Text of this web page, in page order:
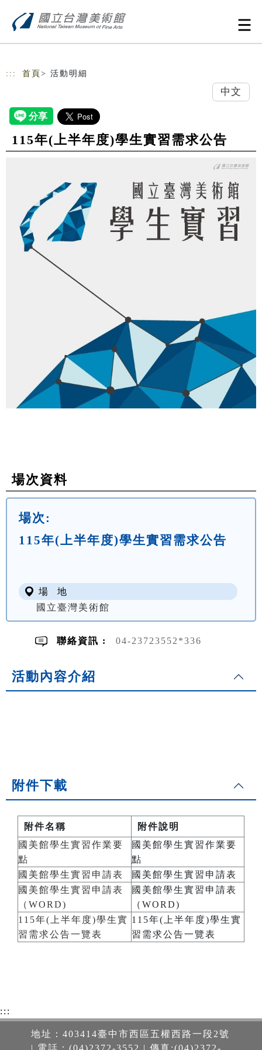
::: 首頁 > 活動明細
中文
115年(上半年度)學生實習需求公告
場次資料
場次:
115年(上半年度)學生實習需求公告
場 地
國立臺灣美術館
聯絡資訊 : 04-23723552*336
活動內容介紹
附件下載
附件名稱
附件說明
國美館學生實習作業要
點
國美館學生實習作業要
點
國美館學生實習申請表
國美館學生實習申請表
國美館學生實習申請表
（WORD)
國美館學生實習申請表
（WORD)
115年(上半年度)學生實
習需求公告一覽表
115年(上半年度)學生實
習需求公告一覽表
:::
地址：403414臺中市西區五權西路一段2號